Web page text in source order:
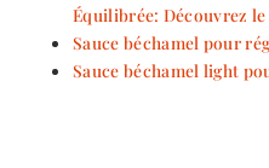
Équilibrée: Découvrez le
Sauce béchamel pour
Sauce béchamel light